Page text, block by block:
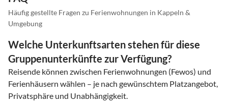
Häufig gestellte Fragen zu Ferienwohnungen in Kappeln &
Umgebung
Welche Unterkunftsarten stehen für diese
Gruppenunterkünfte zur Verfügung?
Reisende können zwischen Ferienwohnungen (Fewos) und
Ferienhäusern wählen – je nach gewünschtem Platzangebot,
Privatsphäre und Unabhängigkeit.